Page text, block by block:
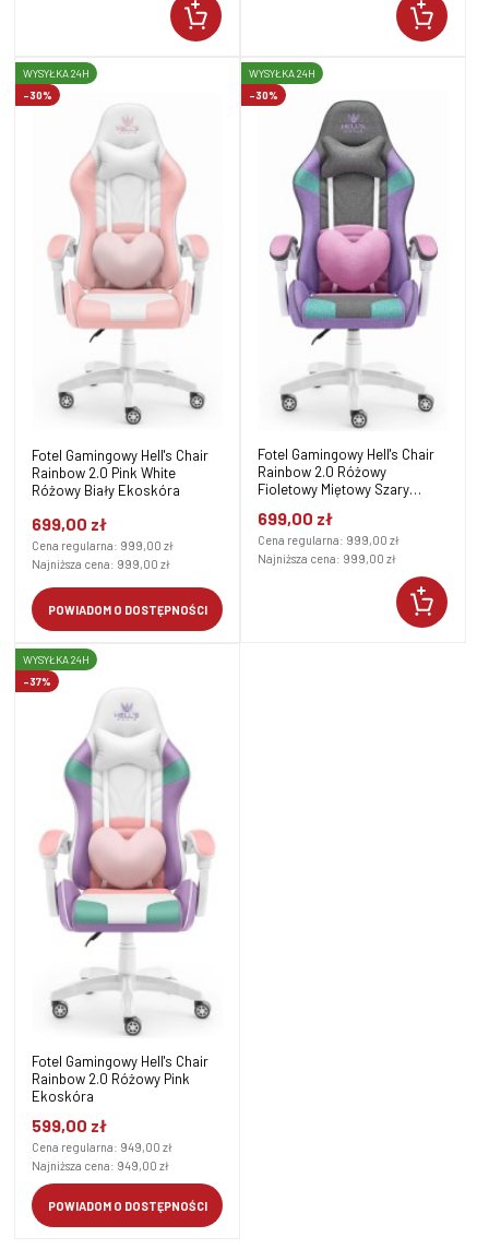
Fotel Gamingowy Hell's Chair
Rainbow 2.0 Pink White
Różowy Biały Ekoskóra
699,00 zł
Cena regularna: 999,00 zł
Najniższa cena: 999,00 zł
POWIADOM O DOSTĘPNOŚCI
-30%
WYSYŁKA 24H
Fotel Gamingowy Hell's Chair
Rainbow 2.0 Różowy
Fioletowy Miętowy Szary
699,00 zł
Cena regularna: 999,00 zł
Najniższa cena: 999,00 zł
-30%
WYSYŁKA 24H
Fotel Gamingowy Hell's Chair
Rainbow 2.0 Różowy Pink
Ekoskóra
599,00 zł
Cena regularna: 949,00 zł
Najniższa cena: 949,00 zł
POWIADOM O DOSTĘPNOŚCI
-37%
WYSYŁKA 24H